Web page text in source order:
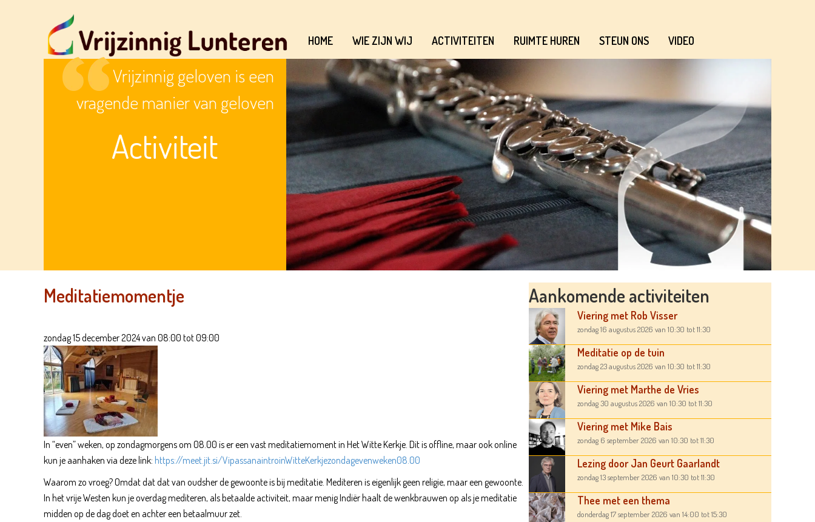
HOME WIE ZIJN WIJ ACTIVITEITEN RUIMTE HUREN STEUN ONS VIDEO
Vrijzinnig geloven is een
vragende manier van geloven
Activiteit
Meditatiemomentje
zondag 15 december 2024 van 08:00 tot 09:00
In “even” weken, op zondagmorgens om 08.00 is er een vast meditatiemoment in Het Witte Kerkje. Dit is offline, maar ook online
kun je aanhaken via deze link: https://meet.jit.si/VipassanaintroinWitteKerkjezondagevenweken08.00
Waarom zo vroeg? Omdat dat dat van oudsher de gewoonte is bij meditatie. Mediteren is eigenlijk geen religie, maar een gewoonte.
In het vrije Westen kun je overdag mediteren, als betaalde activiteit, maar menig Indiër haalt de wenkbrauwen op als je meditatie
midden op de dag doet en achter een betaalmuur zet.
Aankomende activiteiten
Viering met Rob Visser
zondag 16 augustus 2026 van 10:30 tot 11:30
Meditatie op de tuin
zondag 23 augustus 2026 van 10:30 tot 11:30
Viering met Marthe de Vries
zondag 30 augustus 2026 van 10:30 tot 11:30
Viering met Mike Bais
zondag 6 september 2026 van 10:30 tot 11:30
Lezing door Jan Geurt Gaarlandt
zondag 13 september 2026 van 10:30 tot 11:30
Thee met een thema
donderdag 17 september 2026 van 14:00 tot 15:30